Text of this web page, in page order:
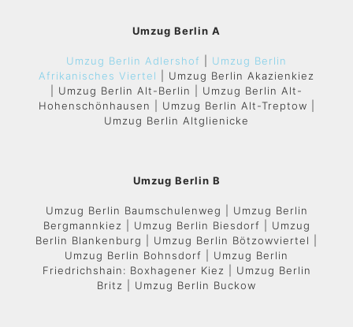
Umzug Berlin A
Umzug Berlin Adlershof
Umzug Berlin
Afrikanisches Viertel
| Umzug Berlin Akazienkiez
| Umzug Berlin Alt-Berlin | Umzug Berlin Alt-
Hohenschönhausen | Umzug Berlin Alt-Treptow |
Umzug Berlin Altglienicke
Umzug Berlin B
Umzug Berlin Baumschulenweg | Umzug Berlin
Bergmannkiez | Umzug Berlin Biesdorf | Umzug
Berlin Blankenburg | Umzug Berlin Bötzowviertel |
Umzug Berlin Bohnsdorf | Umzug Berlin
Friedrichshain: Boxhagener Kiez | Umzug Berlin
Britz | Umzug Berlin Buckow